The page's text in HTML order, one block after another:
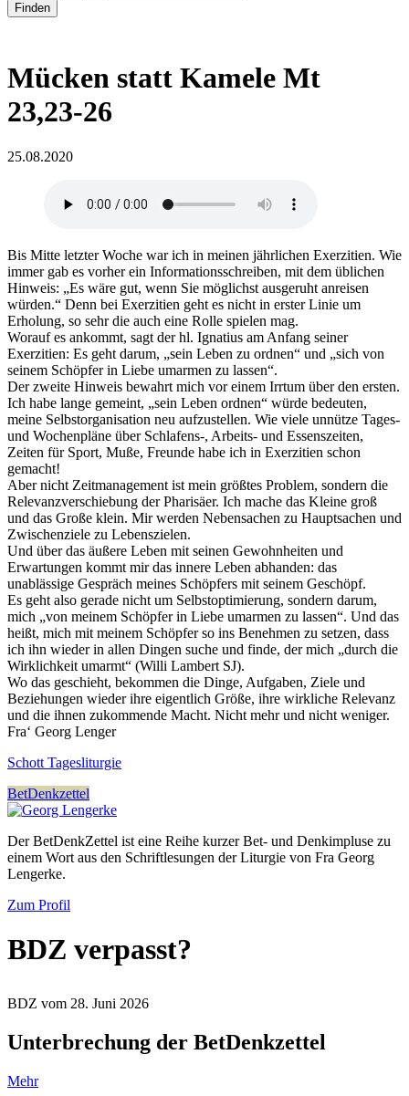
Finden
Mücken statt Kamele Mt
23,23-26
25.08.2020
Bis Mitte letzter Woche war ich in meinen jährlichen Exerzitien. Wie
immer gab es vorher ein Informationsschreiben, mit dem üblichen
Hinweis: „Es wäre gut, wenn Sie möglichst ausgeruht anreisen
würden.“ Denn bei Exerzitien geht es nicht in erster Linie um
Erholung, so sehr die auch eine Rolle spielen mag.
Worauf es ankommt, sagt der hl. Ignatius am Anfang seiner
Exerzitien: Es geht darum, „sein Leben zu ordnen“ und „sich von
seinem Schöpfer in Liebe umarmen zu lassen“.
Der zweite Hinweis bewahrt mich vor einem Irrtum über den ersten.
Ich habe lange gemeint, „sein Leben ordnen“ würde bedeuten,
meine Selbstorganisation neu aufzustellen. Wie viele unnütze Tages-
und Wochenpläne über Schlafens-, Arbeits- und Essenszeiten,
Zeiten für Sport, Muße, Freunde habe ich in Exerzitien schon
gemacht!
Aber nicht Zeitmanagement ist mein größtes Problem, sondern die
Relevanzverschiebung der Pharisäer. Ich mache das Kleine groß
und das Große klein. Mir werden Nebensachen zu Hauptsachen und
Zwischenziele zu Lebenszielen.
Und über das äußere Leben mit seinen Gewohnheiten und
Erwartungen kommt mir das innere Leben abhanden: das
unablässige Gespräch meines Schöpfers mit seinem Geschöpf.
Es geht also gerade nicht um Selbstoptimierung, sondern darum,
mich „von meinem Schöpfer in Liebe umarmen zu lassen“. Und das
heißt, mich mit meinem Schöpfer so ins Benehmen zu setzen, dass
ich ihn wieder in allen Dingen suche und finde, der mich „durch die
Wirklichkeit umarmt“ (Willi Lambert SJ).
Wo das geschieht, bekommen die Dinge, Aufgaben, Ziele und
Beziehungen wieder ihre eigentlich Größe, ihre wirkliche Relevanz
und die ihnen zukommende Macht. Nicht mehr und nicht weniger.
Fra‘ Georg Lenger
Schott Tagesliturgie
BetDenkzettel
Der BetDenkZettel ist eine Reihe kurzer Bet- und Denkimpluse zu
einem Wort aus den Schriftlesungen der Liturgie von Fra Georg
Lengerke.
Zum Profil
BDZ verpasst?
BDZ vom 28. Juni 2026
Unterbrechung der BetDenkzettel
Mehr